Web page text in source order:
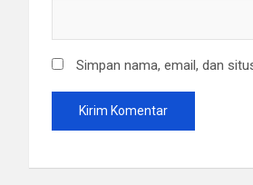
Simpan nama, email, dan